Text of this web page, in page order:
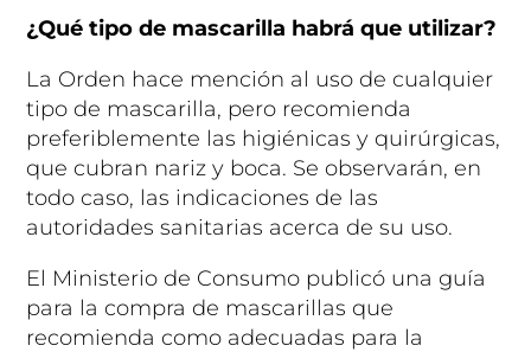
¿Qué tipo de mascarilla habrá que utilizar?
La Orden hace mención al uso de cualquier
tipo de mascarilla, pero recomienda
preferiblemente las higiénicas y quirúrgicas,
que cubran nariz y boca. Se observarán, en
todo caso, las indicaciones de las
autoridades sanitarias acerca de su uso.
El Ministerio de Consumo publicó una guía
para la compra de mascarillas que
recomienda como adecuadas para la